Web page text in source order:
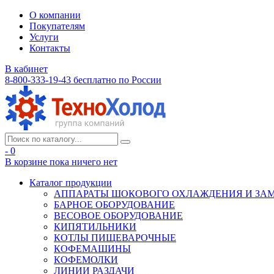
О компании
Покупателям
Услуги
Контакты
В кабинет
8-800-333-19-43 бесплатно по России
- 0
В корзине пока ничего нет
Каталог продукции
АППАРАТЫ ШОКОВОГО ОХЛАЖДЕНИЯ И
БАРНОЕ ОБОРУДОВАНИЕ
ВЕСОВОЕ ОБОРУДОВАНИЕ
КИПЯТИЛЬНИКИ
КОТЛЫ ПИЩЕВАРОЧНЫЕ
КОФЕМАШИНЫ
КОФЕМОЛКИ
ЛИНИИ РАЗДАЧИ